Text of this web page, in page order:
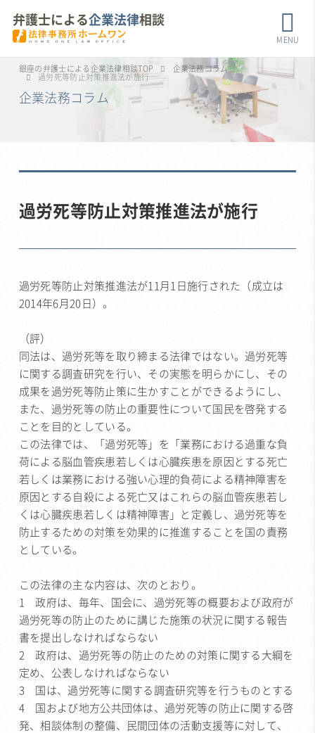
弁護士による企業法律相談
MENU
銀座の弁護士による企業法律相談TOP
企業法務コラム
過労死等防止対策推進法が施行
企業法務コラム
過労死等防止対策推進法が施行
過労死等防止対策推進法が11月1日施行された（成立は
2014年6月20日）。
（評）
同法は、過労死等を取り締まる法律ではない。過労死等
に関する調査研究を行い、その実態を明らかにし、その
成果を過労死等防止策に生かすことができるようにし、
また、過労死等の防止の重要性について国民を啓発する
ことを目的としている。
この法律では、「過労死等」を「業務における過重な負
荷による脳血管疾患若しくは心臓疾患を原因とする死亡
若しくは業務における強い心理的負荷による精神障害を
原因とする自殺による死亡又はこれらの脳血管疾患若し
くは心臓疾患若しくは精神障害」と定義し、過労死等を
防止するための対策を効果的に推進することを国の責務
としている。
この法律の主な内容は、次のとおり。
1 政府は、毎年、国会に、過労死等の概要および政府が
過労死等の防止のために講じた施策の状況に関する報告
書を提出しなければならない
2 政府は、過労死等の防止のための対策に関する大綱を
定め、公表しなければならない
3 国は、過労死等に関する調査研究等を行うものとする
4 国および地方公共団体は、過労死等の防止に関する啓
発、相談体制の整備、民間団体の活動支援等に対して、